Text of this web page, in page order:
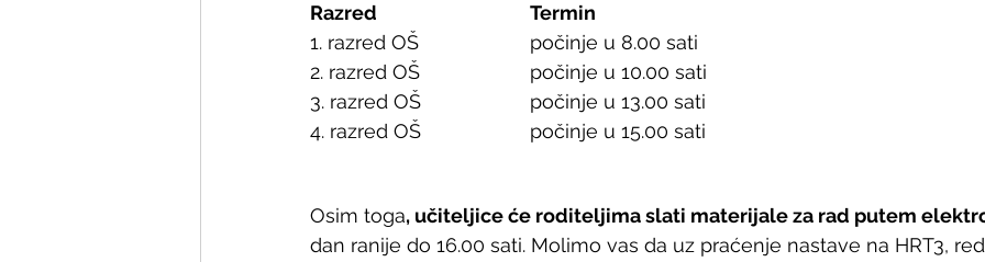
Razred
Termin
1. razred OŠ			počinje u 8.00 sati
2. razred OŠ			počinje u 10.00 sati
3. razred OŠ			počinje u 13.00 sati
4. razred OŠ			počinje u 15.00 sati
Osim toga, učiteljice će roditeljima slati materijale za rad putem
dan ranije do 16.00 sati. Molimo vas da uz praćenje nastave na HRT3,